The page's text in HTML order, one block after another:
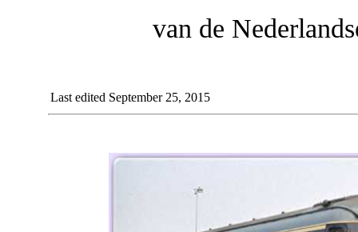
van de
Last edited September 25, 2015